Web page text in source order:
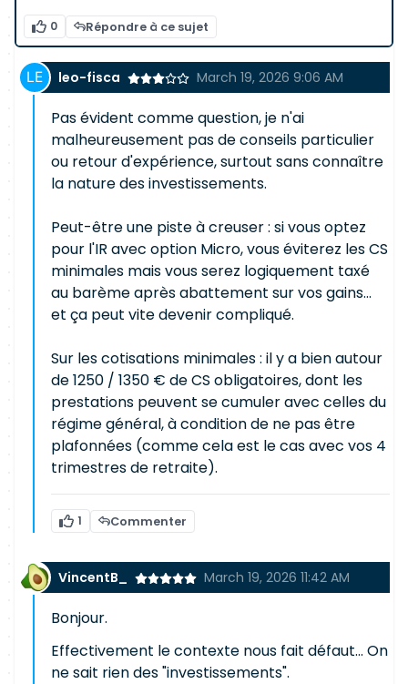
0 Répondre à ce sujet
leo-fisca March 19, 2026 9:06 AM
Pas évident comme question, je n'ai
malheureusement pas de conseils particulier
ou retour d'expérience, surtout sans connaître
la nature des investissements.
Peut-être une piste à creuser : si vous optez
pour l'IR avec option Micro, vous éviterez les CS
minimales mais vous serez logiquement taxé
au barème après abattement sur vos gains...
et ça peut vite devenir compliqué.
Sur les cotisations minimales : il y a bien autour
de 1250 / 1350 € de CS obligatoires, dont les
prestations peuvent se cumuler avec celles du
régime général, à condition de ne pas être
plafonnées (comme cela est le cas avec vos 4
trimestres de retraite).
1 Commenter
VincentB_ March 19, 2026 11:42 AM
Bonjour.
Effectivement le contexte nous fait défaut... On
ne sait rien des "investissements".